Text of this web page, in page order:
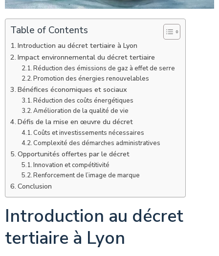
Table of Contents
Introduction au décret tertiaire à Lyon
Impact environnemental du décret tertiaire
Réduction des émissions de gaz à effet de serre
Promotion des énergies renouvelables
Bénéfices économiques et sociaux
Réduction des coûts énergétiques
Amélioration de la qualité de vie
Défis de la mise en œuvre du décret
Coûts et investissements nécessaires
Complexité des démarches administratives
Opportunités offertes par le décret
Innovation et compétitivité
Renforcement de l’image de marque
Conclusion
Introduction au décret
tertiaire à Lyon